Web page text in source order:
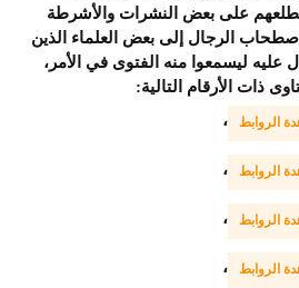
تطلعهم على بعض النشرات والأشرطة
اصطحاب الرجال إلى بعض العلماء الذين
عليه ليسمعوا منه الفتوى في الأمر،
ذات الأرقام التالية:
الروابط ،
الروابط ،
الروابط ،
الروابط ،